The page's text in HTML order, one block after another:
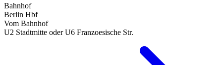
Bahnhof
Berlin Hbf
Vom Bahnhof
U2 Stadtmitte oder U6 Franzoesische Str.